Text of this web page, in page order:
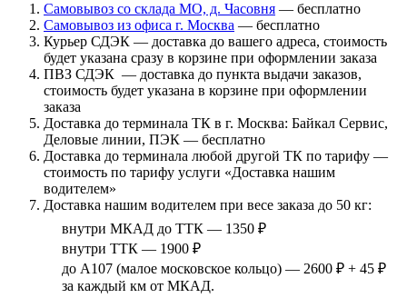
Самовывоз со склада МО, д. Часовня — бесплатно
Самовывоз из офиса г. Москва — бесплатно
Курьер СДЭК — доставка до вашего адреса, стоимость
будет указана сразу в корзине при оформлении заказа
ПВЗ СДЭК — доставка до пункта выдачи заказов,
стоимость будет указана в корзине при оформлении
заказа
Доставка до терминала ТК в г. Москва: Байкал Сервис,
Деловые линии, ПЭК — бесплатно
Доставка до терминала любой другой ТК по тарифу —
стоимость по тарифу услуги «Доставка нашим
водителем»
Доставка нашим водителем при весе заказа до 50 кг:
внутри МКАД до ТТК — 1350 ₽
внутри ТТК — 1900 ₽
до А107 (малое московское кольцо) — 2600 ₽ + 45 ₽
за каждый км от МКАД.